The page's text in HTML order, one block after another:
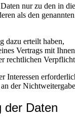
nur zu den in
als den
dazu erteilt haben,
Vertrags mit
rechtlichen
Interessen
der
der Daten